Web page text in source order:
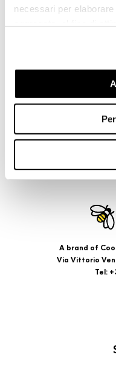
necessari per
Cookie di
previo tuo consenso,
navigazione e
linea con le tue
cookie di profilazione,
riportati. Puoi avere
l’Informativa estesa
banner comporterà il
comunque modificare
accedendo al link
Share:
A brand of
Via Vittorio
Tel: